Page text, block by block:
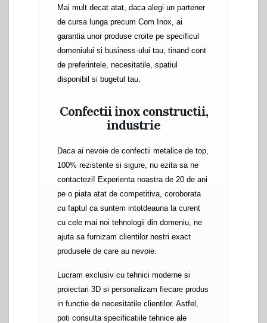
Mai mult decat atat, daca alegi un partener
de cursa lunga precum Com Inox, ai
garantia unor produse croite pe specificul
domeniului si business-ului tau, tinand cont
de preferintele, necesitatile, spatiul
disponibil si bugetul tau.
Confectii inox constructii,
industrie
Daca ai nevoie de confectii metalice de top,
100% rezistente si sigure, nu ezita sa ne
contactezi! Experienta noastra de 20 de ani
pe o piata atat de competitiva, coroborata
cu faptul ca suntem intotdeauna la curent
cu cele mai noi tehnologii din domeniu, ne
ajuta sa furnizam clientilor nostri exact
produsele de care au nevoie.
Lucram exclusiv cu tehnici moderne si
proiectari 3D si personalizam fiecare produs
in functie de necesitatile clientilor. Astfel,
poti consulta specificatiile tehnice ale